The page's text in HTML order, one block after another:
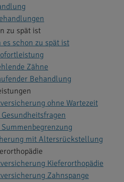
zu spät ist
es schon zu spät ist
Zähne
Behandlung
ohne Wartezeit
mit Altersrückstellung
Kieferorthopädie
Zahnspange